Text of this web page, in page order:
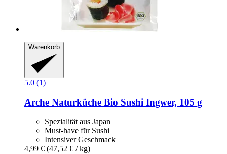
Warenkorb
5.0 (1)
Arche Naturküche Bio Sushi Ingwer, 105 g
Spezialität aus Japan
Must-have für Sushi
Intensiver Geschmack
4,99 € (47,52 € / kg)